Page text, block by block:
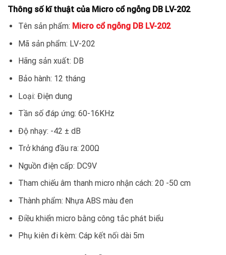
Thông số kĩ thuật của Micro cổ ngỗng DB LV-202
Tên sản phẩm: Micro cổ ngỗng DB LV-202
Mã sản phẩm: LV-202
Hãng sản xuất: DB
Bảo hành: 12 tháng
Loại: Điện dung
Tần số đáp ứng: 60-16KHz
Độ nhạy: -42 ± dB
Trở kháng đầu ra: 200Ω
Nguồn điện cấp: DC9V
Tham chiếu âm thanh micro nhận cách: 20 -50 cm
Thành phẩm: Nhựa ABS màu đen
Điều khiển micro bằng công tắc phát biểu
Phụ kiên đi kèm: Cáp kết nối dài 5m